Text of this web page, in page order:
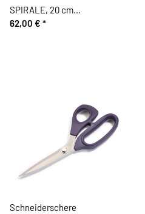
SPIRALE, 20 cm
Schneiderschere, Kretzer
62,00 € *
Schneiderschere